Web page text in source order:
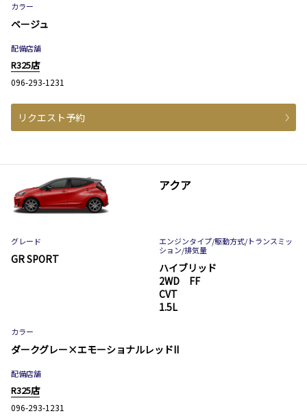
カラー
ベージュ
配備店舗
R325店
096-293-1231
リクエスト予約
アクア
グレード
GR SPORT
エンジンタイプ/駆動方式/トランスミッ
ション/排気量
ハイブリッド
2WD FF
CVT
1.5L
カラー
ダークグレー×エモーショナルレッドII
配備店舗
R325店
096-293-1231